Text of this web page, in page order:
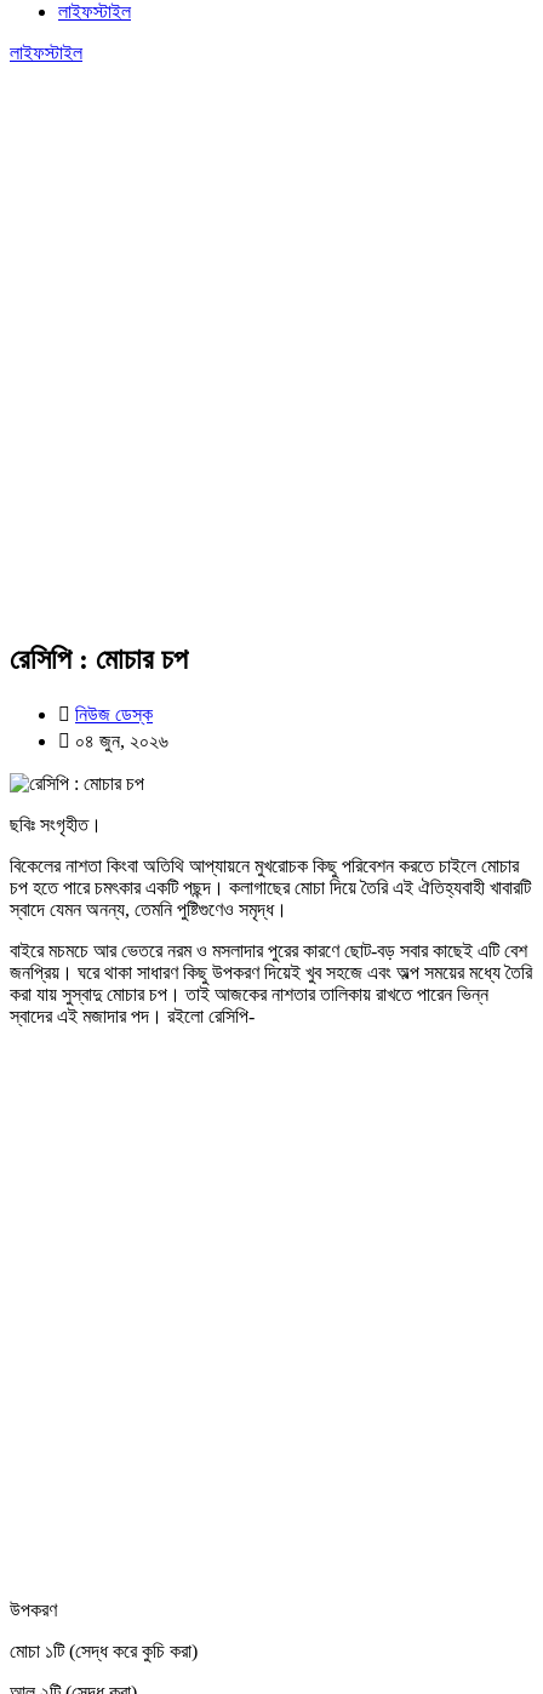
লাইফস্টাইল
লাইফস্টাইল
রেসিপি : মোচার চপ
নিউজ ডেস্ক
০৪ জুন, ২০২৬
ছবিঃ সংগৃহীত।
বিকেলের নাশতা কিংবা অতিথি আপ্যায়নে মুখরোচক কিছু পরিবেশন করতে চাইলে মোচার
চপ হতে পারে চমৎকার একটি পছন্দ। কলাগাছের মোচা দিয়ে তৈরি এই ঐতিহ্যবাহী খাবারটি
স্বাদে যেমন অনন্য, তেমনি পুষ্টিগুণেও সমৃদ্ধ।
বাইরে মচমচে আর ভেতরে নরম ও মসলাদার পুরের কারণে ছোট-বড় সবার কাছেই এটি বেশ
জনপ্রিয়। ঘরে থাকা সাধারণ কিছু উপকরণ দিয়েই খুব সহজে এবং অল্প সময়ের মধ্যে তৈরি
করা যায় সুস্বাদু মোচার চপ। তাই আজকের নাশতার তালিকায় রাখতে পারেন ভিন্ন
স্বাদের এই মজাদার পদ। রইলো রেসিপি-
উপকরণ
মোচা ১টি (সেদ্ধ করে কুচি করা)